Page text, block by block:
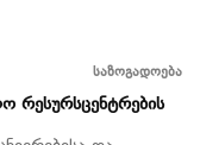
საზოგადოება
რესურსცენტრების